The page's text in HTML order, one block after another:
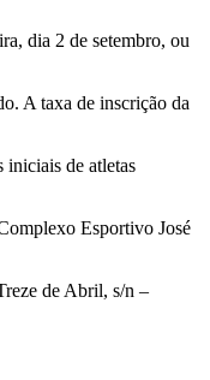
dia 2 de setembro, ou
A taxa de inscrição da
iniciais de atletas
Esportivo José
de Abril, s/n –